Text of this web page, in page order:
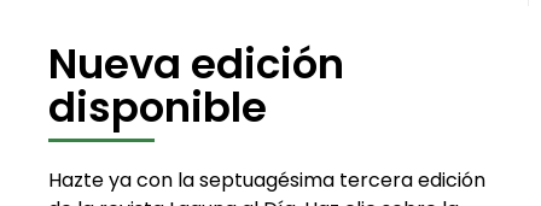
Nueva edición
disponible
Hazte ya con la septuagésima tercera edición